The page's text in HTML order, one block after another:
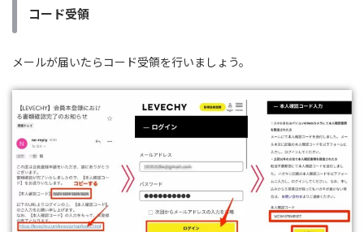
コード受領
メールが届いたらコード受領を行いましょう。